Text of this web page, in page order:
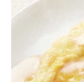
にんべんとは
企業情報